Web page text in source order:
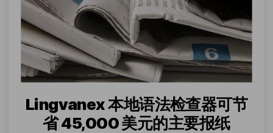
Lingvanex 本地语法检查器可节
省 45,000 美元的主要报纸